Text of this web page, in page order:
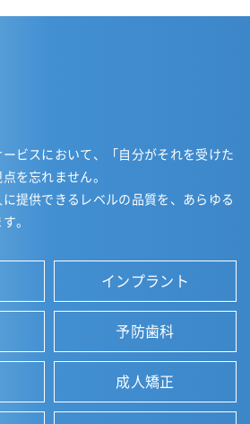
ビスにおいて、「自分がそれを受けた
を忘れません。
提供できるレベルの品質を、あらゆる
。
インプラント
予防歯科
成人矯正